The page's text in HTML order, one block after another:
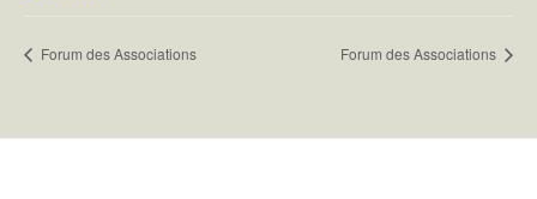
Forum des Associations Forum des Associations